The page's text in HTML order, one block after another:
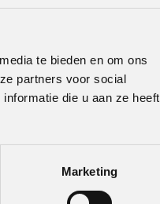
te bieden en om ons
partners voor social
die u aan ze heeft
Marketing